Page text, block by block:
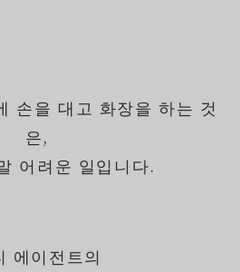
손을 대고 화장을 하는 것
은,
어려운 일입니다.
에이전트의